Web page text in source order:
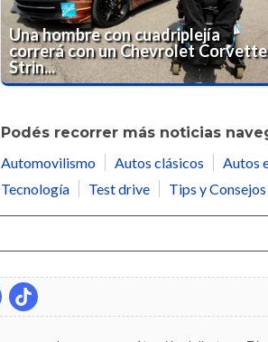
Una hombre con cuadriplejía
correrá con un Chevrolet Corvette
Strin...
Podés recorrer más noticias
Automovilismo
Autos clásicos Autos
Tecnología
Test drive Tips y Consejos